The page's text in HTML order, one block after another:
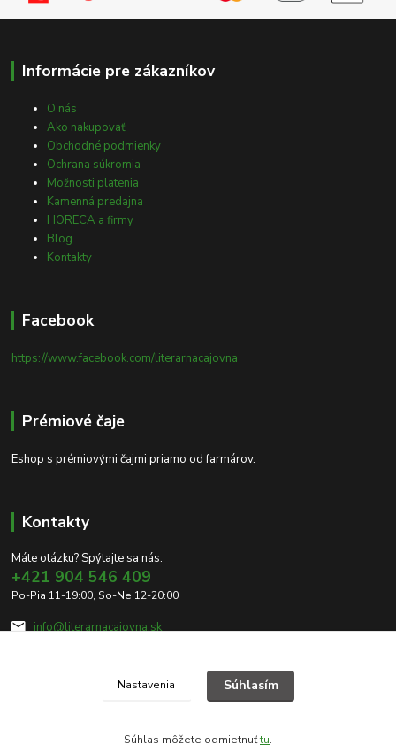
Informácie pre zákazníkov
O nás
Ako nakupovať
Obchodné podmienky
Ochrana súkromia
Možnosti platenia
Kamenná predajna
HORECA a firmy
Blog
Kontakty
Facebook
https://www.facebook.com/literarnacajovna
Prémiové čaje
Eshop s prémiovými čajmi priamo od farmárov.
Kontakty
Máte otázku? Spýtajte sa nás.
+421 904 546 409
Po-Pia 11-19:00, So-Ne 12-20:00
info@literarnacajovna.sk
Nastavenia Súhlasím
Súhlas môžete odmietnuťtu.